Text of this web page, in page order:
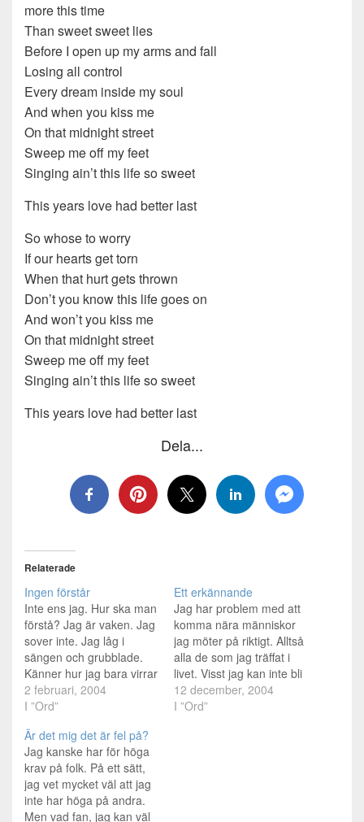
more this time
Than sweet sweet lies
Before I open up my arms and fall
Losing all control
Every dream inside my soul
And when you kiss me
On that midnight street
Sweep me off my feet
Singing ain’t this life so sweet
This years love had better last
So whose to worry
If our hearts get torn
When that hurt gets thrown
Don’t you know this life goes on
And won’t you kiss me
On that midnight street
Sweep me off my feet
Singing ain’t this life so sweet
This years love had better last
Dela...
Relaterade
Ingen förstår
Inte ens jag. Hur ska man
förstå? Jag är vaken. Jag
sover inte. Jag låg i
sängen och grubblade.
Känner hur jag bara virrar
runt. Det är ingen som
kan veta eller förstå. Vad
Det är ju inte precis så att
jag låter nån veta.…
2 februari, 2004
I ”Ord”
Ett erkännande
Jag har problem med att
komma nära människor
jag möter på riktigt. Alltså
alla de som jag träffat i
livet. Visst jag kan inte bli
dödspolare med alla jag
träffar och en del har
12 december, 2004
I ”Ord”
Är det mig det är fel på?
Jag kanske har för höga
krav på folk. På ett sätt,
jag vet mycket väl att jag
inte har höga på andra.
Men vad fan, jag kan väl